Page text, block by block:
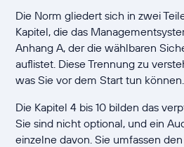
Die Norm gliedert sich in zwei
Kapitel, die das
Anhang A, der die wählbaren
auflistet. Diese Trennung zu
was Sie vor dem Start tun können.
Die Kapitel 4 bis 10 bilden das
Sie sind nicht optional, und ein
einzelne davon. Sie umfassen